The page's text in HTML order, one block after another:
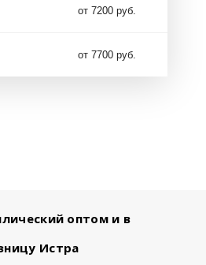
от 7200 руб.
от 7700 руб.
оптом и в
Истра